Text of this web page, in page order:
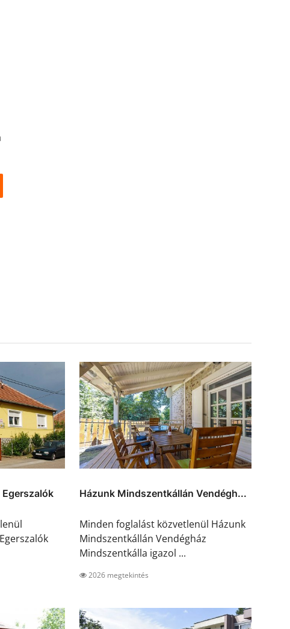
Házunk Mindszentkállán Vendégh...
Minden foglalást közvetlenül Házunk
Mindszentkállán Vendégház
Mindszentkálla igazol ...
2026 megtekintés